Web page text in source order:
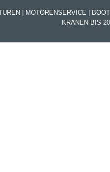
| MOTORENSERVICE |
KRANEN BIS